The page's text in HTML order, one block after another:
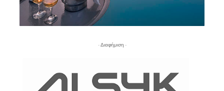
- Διαφήμιση -